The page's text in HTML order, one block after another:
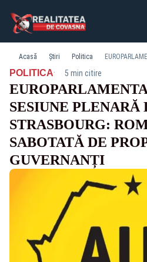
Acasă Știri Politica
POLITICA· 5 min citire
SESIUNE PLENARĂ
STRASBOURG:
SABOTATĂ DE
GUVERNANȚI